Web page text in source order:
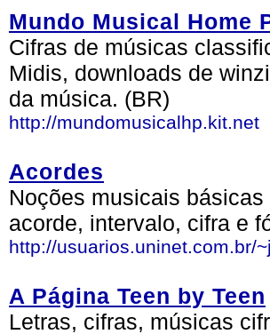
Mundo Musical Home
Cifras de músicas
Midis, downloads de
da música. (BR)
http://mundomusicalhp.kit.net
Acordes
Noções musicais
acorde, intervalo, cifra e
http://usuarios.uninet.com.br/
A Página Teen by Teen
Letras, cifras, músicas